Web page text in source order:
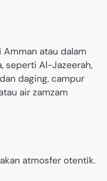
atau dalam
seperti Al-Jazeerah,
daging, campur
air zamzam
atmosfer otentik.